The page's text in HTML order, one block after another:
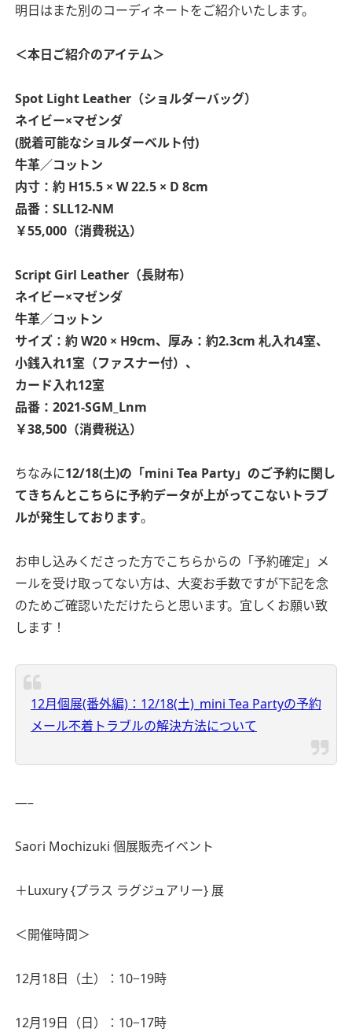
明日はまた別のコーディネートをご紹介いたします。
＜本日ご紹介のアイテム＞
Spot Light Leather（ショルダーバッグ）
ネイビー×マゼンダ
(脱着可能なショルダーベルト付)
牛革／コットン
内寸：約 H15.5 × W 22.5 × D 8cm
品番：SLL12-NM
￥55,000（消費税込）
Script Girl Leather（長財布）
ネイビー×マゼンダ
牛革／コットン
サイズ：約 W20 × H9cm、厚み：約2.3cm 札入れ4室、
小銭入れ1室（ファスナー付）、
カード入れ12室
品番：2021-SGM_Lnm
￥38,500（消費税込）
ちなみに12/18(土)の「mini Tea Party」のご予約に関し
てきちんとこちらに予約データが上がってこないトラブ
ルが発生しております。
お申し込みくださった方でこちらからの「予約確定」メ
ールを受け取ってない方は、大変お手数ですが下記を念
のためご確認いただけたらと思います。宜しくお願い致
します！
12月個展(番外編)：12/18(土)_mini Tea Partyの予約
メール不着トラブルの解決方法について
—–
Saori Mochizuki 個展販売イベント
＋Luxury {プラス ラグジュアリー} 展
＜開催時間＞
12月18日（土）：10−19時
12月19日（日）：10−17時